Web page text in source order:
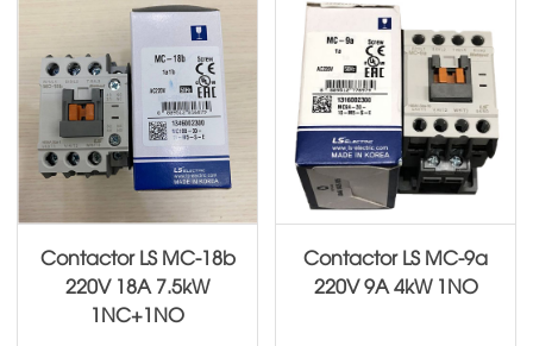
Contactor LS MC-18b
220V 18A 7.5kW
1NC+1NO
Contactor LS MC-9a
220V 9A 4kW 1NO